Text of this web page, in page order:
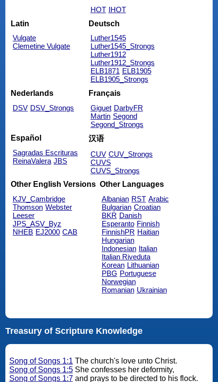
HOT IHOT
Latin
Vulgate
Clemetine Vulgate
Deutsch
Luther1545
Luther1545_Strongs
Luther1912
Luther1912_Strongs
ELB1871 ELB1905
ELB1905_Strongs
Nederlands
DSV DSV_Strongs
Français
Giguet DarbyFR
Martin Segond
Segond_Strongs
Español
Sagradas Escrituras
ReinaValera JBS
汉语
CUV CUV_Strongs
CUVS
CUVS_Strongs
Other English Versions
KJV_Cambridge
Thomson Webster
Leeser
JPS_ASV_Byz
NHEB EJ2000 CAB
Other Languages
Albanian RST Arabic
Bulgarian Croatian
BKR Danish
Esperanto Finnish
FinnishPR Haitian
Hungarian
Indonesian Italian
Italian Riveduta
Korean Lithuanian
PBG Portuguese
Norwegian
Romanian Ukrainian
Treasury of Scripture Knowledge
Song of Songs 1:1 The church's love unto Christ.
Song of Songs 1:5She confesses her deformity,
Song of Songs 1:7and prays to be directed to his flock.